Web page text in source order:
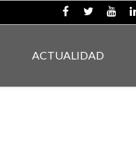
ACTUALIDAD